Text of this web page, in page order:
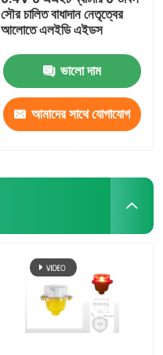
সৌর চালিত বাধাদান নেতৃত্বের
আলোতে এলইডি এইডস
ভালো দাম
আমাদের সাথে যোগাযোগ